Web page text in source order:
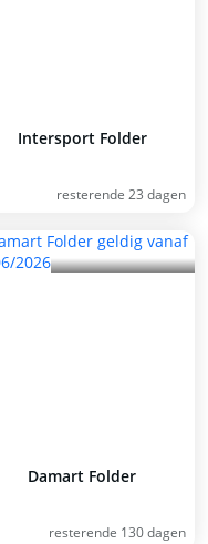
Intersport Folder
resterende 23 dagen
Damart Folder
resterende 130 dagen